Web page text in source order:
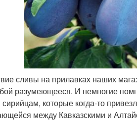
сливы на прилавках наших
разумеющееся. И немногие
которые когда-то
между Кавказскими и